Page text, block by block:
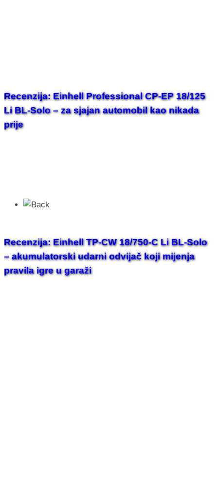
Recenzija: Einhell Professional CP-EP 18/125
Li BL-Solo – za sjajan automobil kao nikada
prije
Recenzija: Einhell TP-CW 18/750-C Li BL-Solo
– akumulatorski udarni odvijač koji mijenja
pravila igre u garaži